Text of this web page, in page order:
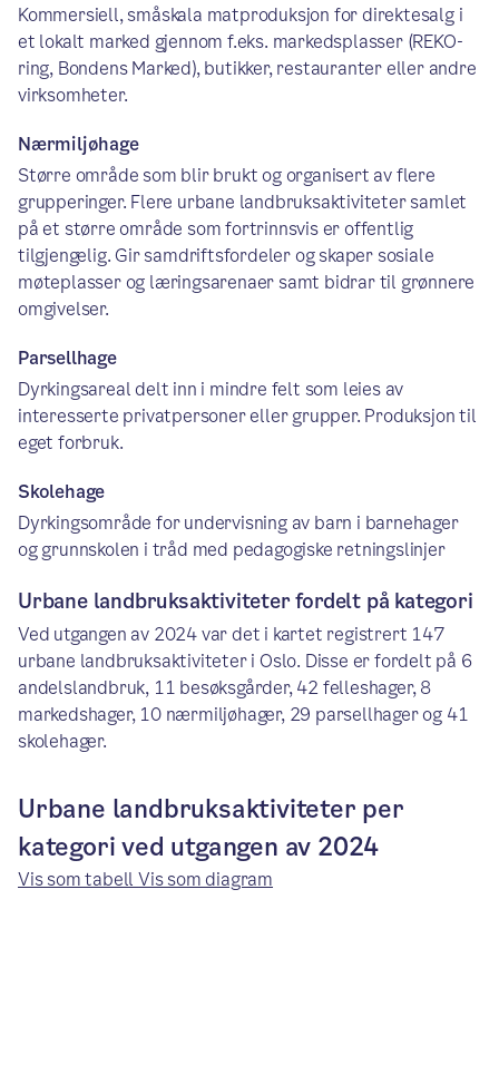
Kommersiell, småskala matproduksjon for direktesalg i
et lokalt marked gjennom f.eks. markedsplasser (REKO-
ring, Bondens Marked), butikker, restauranter eller andre
virksomheter.
Nærmiljøhage
Større område som blir brukt og organisert av flere
grupperinger. Flere urbane landbruksaktiviteter samlet
på et større område som fortrinnsvis er offentlig
tilgjengelig. Gir samdriftsfordeler og skaper sosiale
møteplasser og læringsarenaer samt bidrar til grønnere
omgivelser.
Parsellhage
Dyrkingsareal delt inn i mindre felt som leies av
interesserte privatpersoner eller grupper. Produksjon til
eget forbruk.
Skolehage
Dyrkingsområde for undervisning av barn i barnehager
og grunnskolen i tråd med pedagogiske retningslinjer
Urbane landbruksaktiviteter fordelt på kategori
Ved utgangen av 2024 var det i kartet registrert 147
urbane landbruksaktiviteter i Oslo. Disse er fordelt på 6
andelslandbruk, 11 besøksgårder, 42 felleshager, 8
markedshager, 10 nærmiljøhager, 29 parsellhager og 41
skolehager.
Urbane landbruksaktiviteter per
kategori ved utgangen av 2024
Vis som tabellVis som diagram